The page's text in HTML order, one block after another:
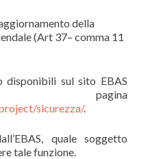
della
(Art 37– comma 11
disponibili sul sito EBAS
sicurezza/.
quale soggetto
tale funzione.